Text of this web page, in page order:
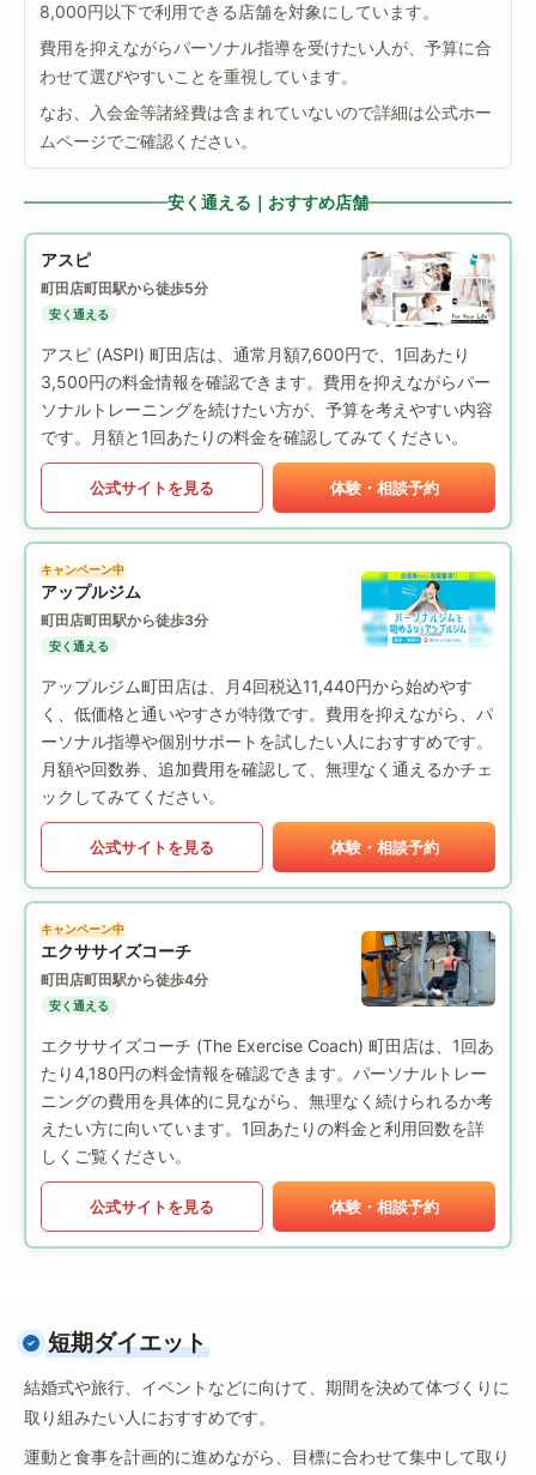
8,000円以下で利用できる店舗を対象にしています。
費用を抑えながらパーソナル指導を受けたい人が、予算に合
わせて選びやすいことを重視しています。
なお、入会金等諸経費は含まれていないので詳細は公式ホー
ムページでご確認ください。
安く通える｜おすすめ店舗
アスピ
町田店町田駅から徒歩5分
安く通える
アスピ (ASPI) 町田店は、通常月額7,600円で、1回あたり
3,500円の料金情報を確認できます。費用を抑えながらパー
ソナルトレーニングを続けたい方が、予算を考えやすい内容
です。月額と1回あたりの料金を確認してみてください。
公式サイトを見る 体験・相談予約
キャンペーン中
アップルジム
町田店町田駅から徒歩3分
安く通える
アップルジム町田店は、月4回税込11,440円から始めやす
く、低価格と通いやすさが特徴です。費用を抑えながら、パ
ーソナル指導や個別サポートを試したい人におすすめです。
月額や回数券、追加費用を確認して、無理なく通えるかチェ
ックしてみてください。
公式サイトを見る 体験・相談予約
キャンペーン中
エクササイズコーチ
町田店町田駅から徒歩4分
安く通える
エクササイズコーチ (The Exercise Coach) 町田店は、1回あ
たり4,180円の料金情報を確認できます。パーソナルトレー
ニングの費用を具体的に見ながら、無理なく続けられるか考
えたい方に向いています。1回あたりの料金と利用回数を詳
しくご覧ください。
公式サイトを見る 体験・相談予約
短期ダイエット
結婚式や旅行、イベントなどに向けて、期間を決めて体づくりに
取り組みたい人におすすめです。
運動と食事を計画的に進めながら、目標に合わせて集中して取り